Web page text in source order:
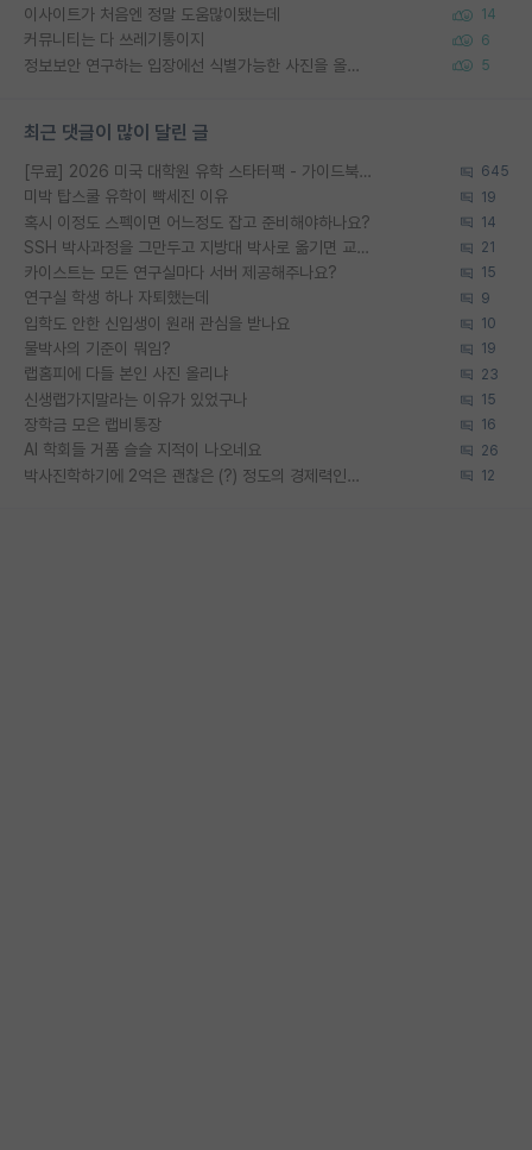
이사이트가 처음엔 정말 도움많이됐는데 14
커뮤니티는 다 쓰레기통이지 6
정보보안 연구하는 입장에선 식별가능한 사진을 올리는건 비추이긴함 5
최근 댓글이 많이 달린 글
[무료] 2026 미국 대학원 유학 스타터팩 - 가이드북 & 합격자 컨택메일 템플릿 645
미박 탑스쿨 유학이 빡세진 이유 19
혹시 이정도 스펙이면 어느정도 잡고 준비해야하나요? 14
SSH 박사과정을 그만두고 지방대 박사로 옮기면 교수의 꿈은 끝일까요? 21
카이스트는 모든 연구실마다 서버 제공해주나요? 15
연구실 학생 하나 자퇴했는데 9
입학도 안한 신입생이 원래 관심을 받나요 10
물박사의 기준이 뭐임? 19
랩홈피에 다들 본인 사진 올리냐 23
신생랩가지말라는 이유가 있었구나 15
장학금 모은 랩비통장 16
AI 학회들 거품 슬슬 지적이 나오네요 26
박사진학하기에 2억은 괜찮은 (?) 정도의 경제력인가요 12